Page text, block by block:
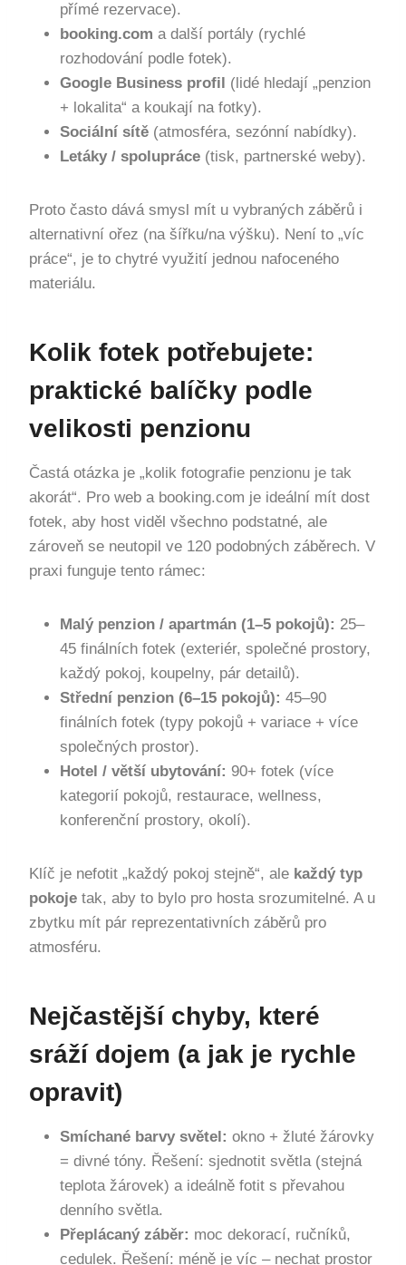
přímé rezervace).
booking.com a další portály (rychlé
rozhodování podle fotek).
Google Business profil
(lidé hledají „penzion
+ lokalita“ a koukají na fotky).
Sociální sítě (atmosféra, sezónní nabídky).
Letáky / spolupráce (tisk, partnerské weby).
Proto často dává smysl mít u vybraných záběrů i
alternativní ořez (na šířku/na výšku). Není to „víc
práce“, je to chytré využití jednou nafoceného
materiálu.
Kolik fotek potřebujete:
praktické balíčky podle
velikosti penzionu
Častá otázka je „kolik fotografie penzionu je tak
akorát“. Pro web a booking.com je ideální mít dost
fotek, aby host viděl všechno podstatné, ale
zároveň se neutopil ve 120 podobných záběrech. V
praxi funguje tento rámec:
Malý penzion / apartmán (1–5 pokojů): 25–
45 finálních fotek (exteriér, společné prostory,
každý pokoj, koupelny, pár detailů).
Střední penzion (6–15 pokojů): 45–90
finálních fotek (typy pokojů + variace + více
společných prostor).
Hotel / větší ubytování: 90+ fotek (více
kategorií pokojů, restaurace, wellness,
konferenční prostory, okolí).
Klíč je nefotit „každý pokoj stejně“, ale každý typ
pokoje tak, aby to bylo pro hosta srozumitelné. A u
zbytku mít pár reprezentativních záběrů pro
atmosféru.
Nejčastější chyby, které
sráží dojem (a jak je rychle
opravit)
Smíchané barvy světel: okno + žluté žárovky
= divné tóny. Řešení: sjednotit světla (stejná
teplota žárovek) a ideálně fotit s převahou
denního světla.
Přeplácaný záběr: moc dekorací, ručníků,
cedulek. Řešení: méně je víc – nechat prostor